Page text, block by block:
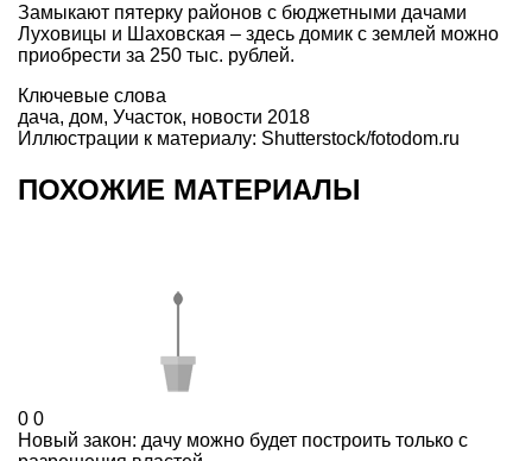
Замыкают пятерку районов с бюджетными дачами
Луховицы и Шаховская – здесь домик с землей можно
приобрести за 250 тыс. рублей.
Ключевые слова
дача, дом, Участок, новости 2018
Иллюстрации к материалу: Shutterstock/fotodom.ru
ПОХОЖИЕ МАТЕРИАЛЫ
0 0
Новый закон: дачу можно будет построить только с